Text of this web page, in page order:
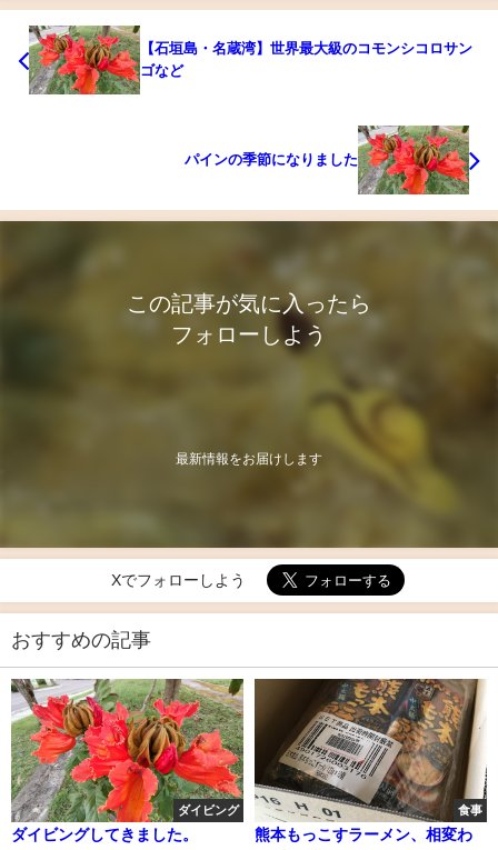
【石垣島・名蔵湾】世界最大級のコモンシコロサン
ゴなど
パインの季節になりました
この記事が気に入ったら
フォローしよう
最新情報をお届けします
Xでフォローしよう
おすすめの記事
ダイビング
ダイビングしてきました。
食事
熊本もっこすラーメン、相変わ